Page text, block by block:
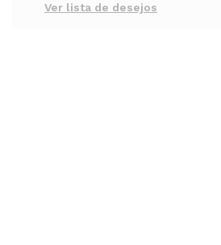
Ver lista de desejos